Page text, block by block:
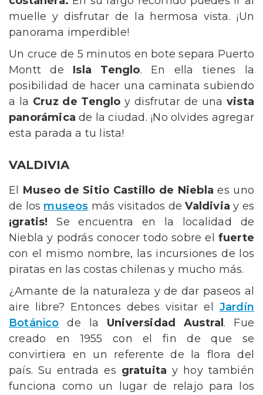
muelle y disfrutar de la hermosa vista. ¡Un
panorama imperdible!
Un cruce de 5 minutos en bote separa Puerto
Montt de Isla Tenglo. En ella tienes la
posibilidad de hacer una caminata subiendo
a la Cruz de Tenglo y disfrutar de una vista
panorámica de la ciudad. ¡No olvides agregar
esta parada a tu lista!
VALDIVIA
El Museo de Sitio Castillo de Niebla es uno
de los museos más visitados deValdivia y es
¡gratis! Se encuentra en la localidad de
Niebla y podrás conocer todo sobre el fuerte
con el mismo nombre, las incursiones de los
piratas en las costas chilenas y mucho más.
¿Amante de la naturaleza y de dar paseos al
aire libre? Entonces debes visitar el Jardín
Botánico de la Universidad Austral . Fue
creado en 1955 con el fin de que se
convirtiera en un referente de la flora del
país. Su entrada es gratuita y hoy también
funciona como un lugar de relajo para los